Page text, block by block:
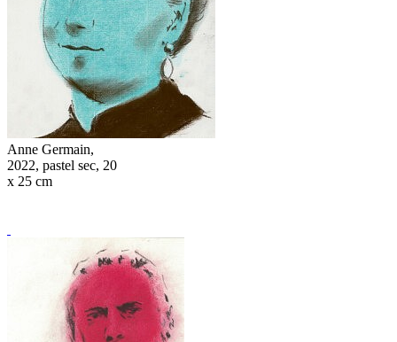
Anne Germain,
2022, pastel sec, 20
x 25 cm